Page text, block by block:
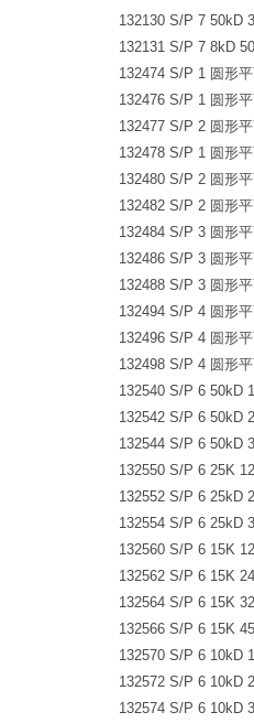
132130 S/P 7 50kD
132131 S/P 7 8kD
132474 S/P 1 圆形
132476 S/P 1 圆形
132477 S/P 2 圆形
132478 S/P 1 圆形
132480 S/P 2 圆形
132482 S/P 2 圆形
132484 S/P 3 圆形
132486 S/P 3 圆形
132488 S/P 3 圆形
132494 S/P 4 圆形
132496 S/P 4 圆形
132498 S/P 4 圆形
132540 S/P 6 50kD
132542 S/P 6 50kD
132544 S/P 6 50kD
132550 S/P 6 25K
132552 S/P 6 25kD
132554 S/P 6 25kD
132560 S/P 6 15K
132562 S/P 6 15K
132564 S/P 6 15K
132566 S/P 6 15K
132570 S/P 6 10kD
132572 S/P 6 10kD
132574 S/P 6 10kD